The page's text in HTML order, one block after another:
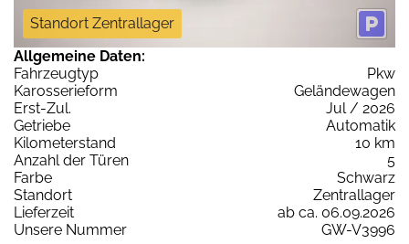
Standort Zentrallager
Allgemeine Daten:
Fahrzeugtyp
Pkw
Karosserieform
Geländewagen
Erst-Zul.
Jul / 2026
Getriebe
Automatik
Kilometerstand
10 km
Anzahl der Türen
5
Farbe
Schwarz
Standort
Zentrallager
Lieferzeit
ab ca. 06.09.2026
Unsere Nummer
GW-V3996